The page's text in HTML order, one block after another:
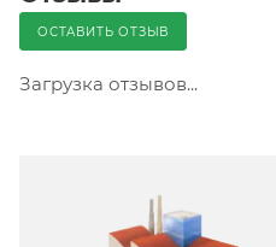
ОСТАВИТЬ ОТЗЫВ
Загрузка отзывов...